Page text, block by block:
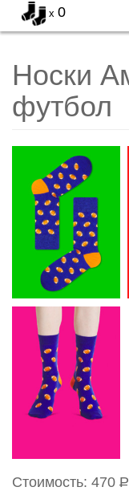
x 0
Носки
футбол
Стоимость: 470 Р